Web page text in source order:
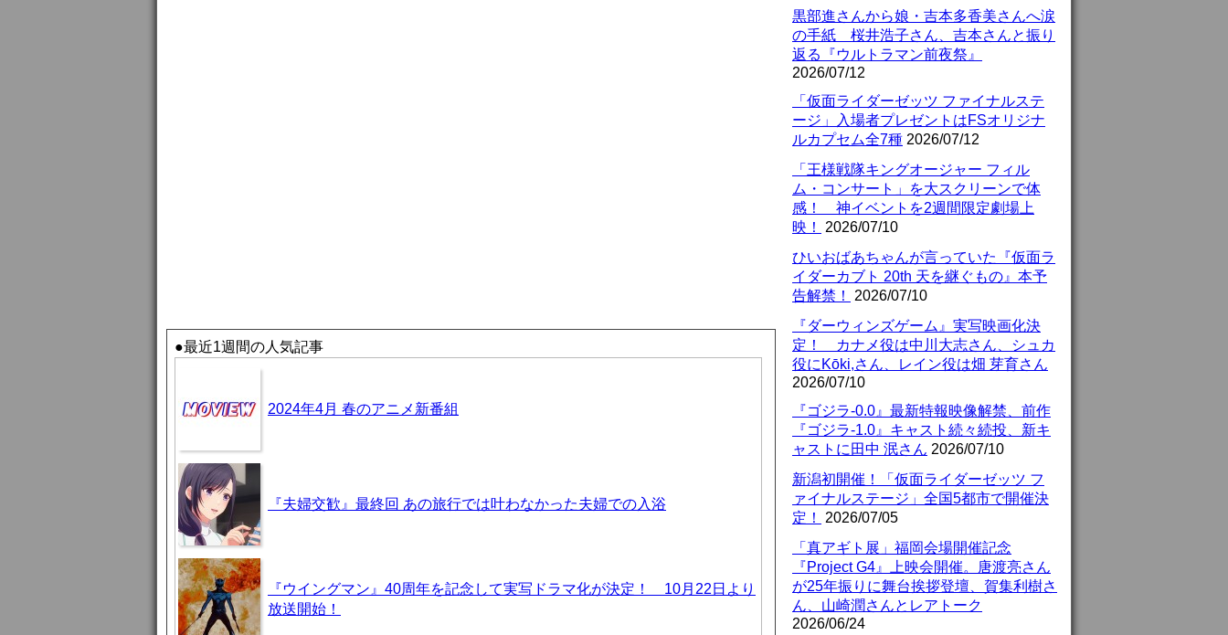
●最近1週間の人気記事
2024年4月 春のアニメ新番組
『夫婦交歓』最終回 あの旅行では叶わなかった夫婦での入浴
『ウイングマン』40周年を記念して実写ドラマ化が決定！ 10月22日より
放送開始！
黒部進さんから娘・吉本多香美さんへ涙
の手紙 桜井浩子さん、吉本さんと振り
返る『ウルトラマン前夜祭』
2026/07/12
「仮面ライダーゼッツ ファイナルステ
ージ」入場者プレゼントはFSオリジナ
ルカプセム全7種 2026/07/12
「王様戦隊キングオージャー フィル
ム・コンサート」を大スクリーンで体
感！ 神イベントを2週間限定劇場上
映！
2026/07/10
ひいおばあちゃんが言っていた『仮面ラ
イダーカブト 20th 天を継ぐもの』本予
告解禁！
2026/07/10
『ダーウィンズゲーム』実写映画化決
定！ カナメ役は中川大志さん、シュカ
役にKōki,さん、レイン役は畑 芽育さん
2026/07/10
『ゴジラ-0.0』最新特報映像解禁、前作
『ゴジラ-1.0』キャスト続々続投、新キ
ャストに田中 泯さん 2026/07/10
新潟初開催！「仮面ライダーゼッツ フ
ァイナルステージ」全国5都市で開催決
定！
2026/07/05
「真アギト展」福岡会場開催記念
『Project G4』上映会開催。唐渡亮さん
が25年振りに舞台挨拶登壇、賀集利樹さ
ん、山崎潤さんとレアトーク
2026/06/24